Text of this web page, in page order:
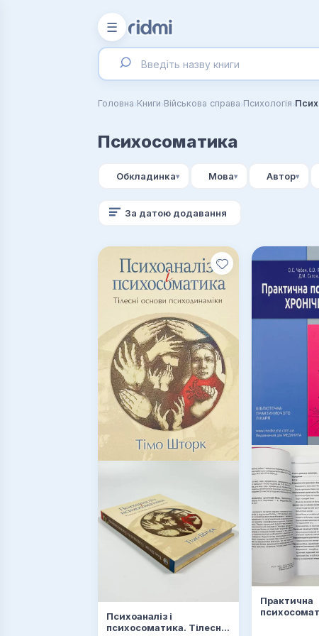
☰
Головна›Книги›Військова справа›Психологія›
Психосоматика
Обкладинка Мова Автор
За датою додавання
Психоаналіз і
психосоматика. Тілесні
Практична